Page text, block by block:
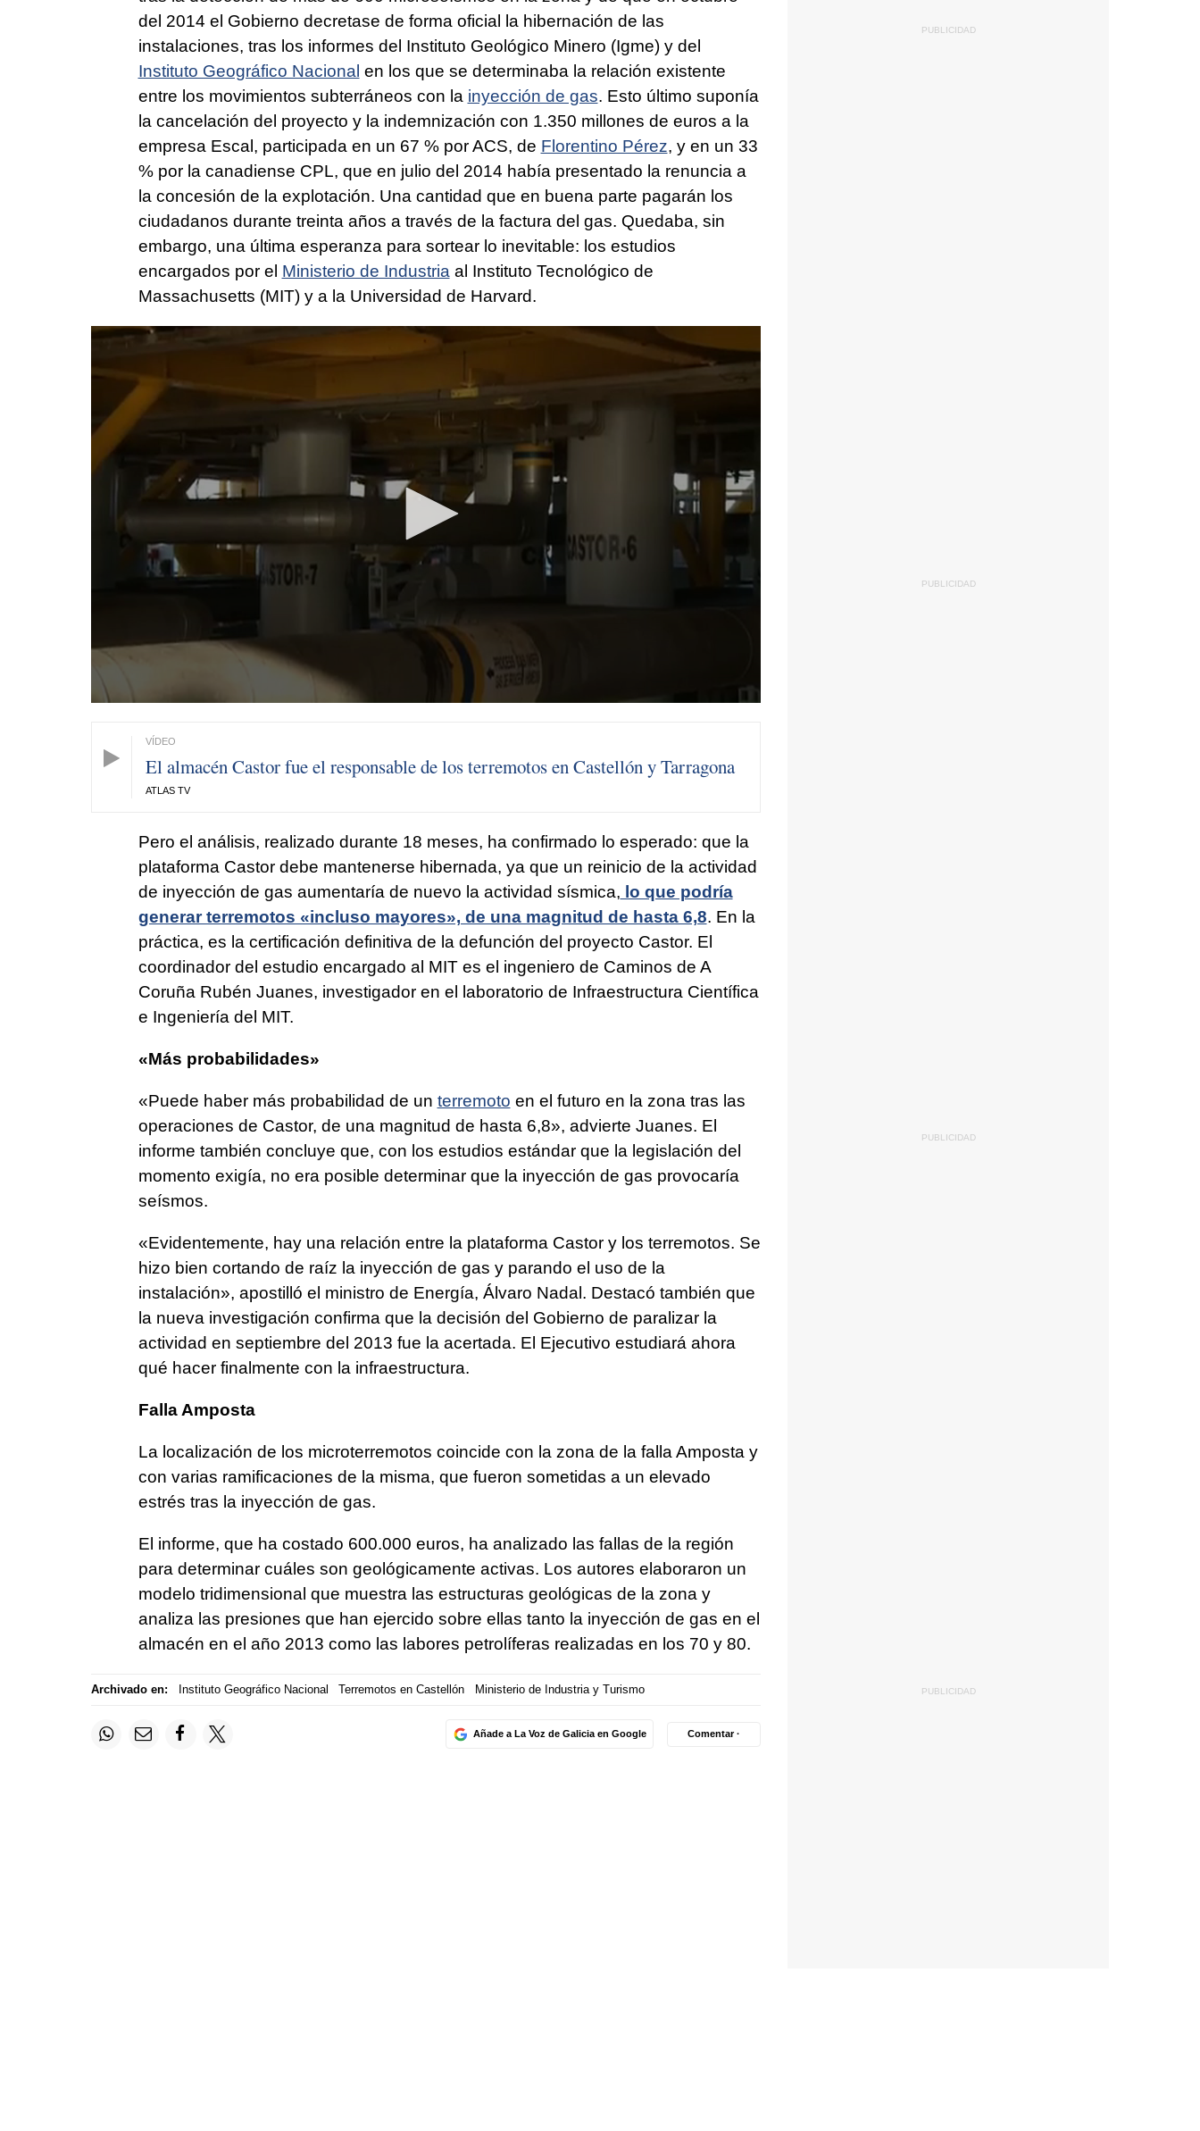
del 2014 el Gobierno decretase de forma oficial la hibernación de las
instalaciones, tras los informes del Instituto Geológico Minero (Igme) y del
Instituto Geográfico Nacional en los que se determinaba la relación existente
entre los movimientos subterráneos con la inyección de gas. Esto último suponía
la cancelación del proyecto y la indemnización con 1.350 millones de euros a la
empresa Escal, participada en un 67 % por ACS, de Florentino Pérez, y en un 33
% por la canadiense CPL, que en julio del 2014 había presentado la renuncia a
la concesión de la explotación. Una cantidad que en buena parte pagarán los
ciudadanos durante treinta años a través de la factura del gas. Quedaba, sin
embargo, una última esperanza para sortear lo inevitable: los estudios
encargados por el Ministerio de Industriaal Instituto Tecnológico de
Massachusetts (MIT) y a la Universidad de Harvard.
0
59
seconds
Volume
90%
El almacén Castor fue el responsable de los terremotos en Castellón y Tarragona
ATLAS TV
Pero el análisis, realizado durante 18 meses, ha confirmado lo esperado: que la
plataforma Castor debe mantenerse hibernada, ya que un reinicio de la actividad
de inyección de gas aumentaría de nuevo la actividad sísmica, lo que podría
generar terremotos «incluso mayores», de una magnitud de hasta 6,8. En la
práctica, es la certificación definitiva de la defunción del proyecto Castor. El
coordinador del estudio encargado al MIT es el ingeniero de Caminos de A
Coruña Rubén Juanes, investigador en el laboratorio de Infraestructura Científica
e Ingeniería del MIT.
«Más probabilidades»
«Puede haber más probabilidad de un terremoto en el futuro en la zona tras las
operaciones de Castor, de una magnitud de hasta 6,8», advierte Juanes. El
informe también concluye que, con los estudios estándar que la legislación del
momento exigía, no era posible determinar que la inyección de gas provocaría
seísmos.
«Evidentemente, hay una relación entre la plataforma Castor y los terremotos. Se
hizo bien cortando de raíz la inyección de gas y parando el uso de la
instalación», apostilló el ministro de Energía, Álvaro Nadal. Destacó también que
la nueva investigación confirma que la decisión del Gobierno de paralizar la
actividad en septiembre del 2013 fue la acertada. El Ejecutivo estudiará ahora
qué hacer finalmente con la infraestructura.
Falla Amposta
La localización de los microterremotos coincide con la zona de la falla Amposta y
con varias ramificaciones de la misma, que fueron sometidas a un elevado
estrés tras la inyección de gas.
El informe, que ha costado 600.000 euros, ha analizado las fallas de la región
para determinar cuáles son geológicamente activas. Los autores elaboraron un
modelo tridimensional que muestra las estructuras geológicas de la zona y
analiza las presiones que han ejercido sobre ellas tanto la inyección de gas en el
almacén en el año 2013 como las labores petrolíferas realizadas en los 70 y 80.
Archivado en: Instituto Geográfico Nacional Terremotos en Castellón Ministerio de Industria y Turismo
Añade a La Voz de Galicia en Google Comentar ·